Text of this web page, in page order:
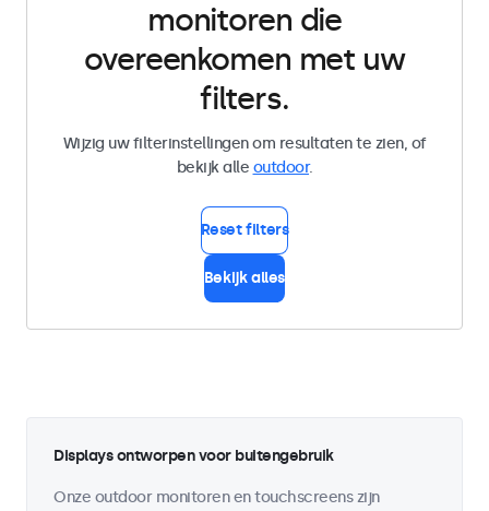
monitoren die
overeenkomen met uw
filters.
Wijzig uw filterinstellingen om resultaten te zien, of
bekijk alle outdoor.
Reset filters
Bekijk alles
Displays ontworpen voor buitengebruik
Onze outdoor monitoren en touchscreens zijn